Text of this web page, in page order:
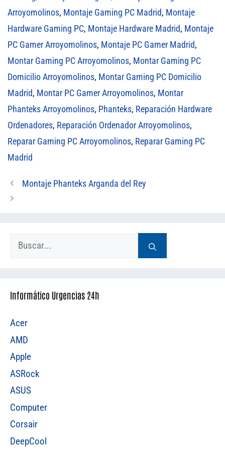
Arroyomolinos, Montaje Gaming PC Madrid, Montaje
Hardware Gaming PC, Montaje Hardware Madrid, Montaje
PC Gamer Arroyomolinos, Montaje PC Gamer Madrid,
Montar Gaming PC Arroyomolinos, Montar Gaming PC
Domicilio Arroyomolinos, Montar Gaming PC Domicilio
Madrid, Montar PC Gamer Arroyomolinos, Montar
Phanteks Arroyomolinos, Phanteks, Reparación Hardware
Ordenadores, Reparación Ordenador Arroyomolinos,
Reparar Gaming PC Arroyomolinos, Reparar Gaming PC
Madrid
Montaje Phanteks Arganda del Rey
Informático Urgencias 24h
Acer
AMD
Apple
ASRock
ASUS
Computer
Corsair
DeepCool